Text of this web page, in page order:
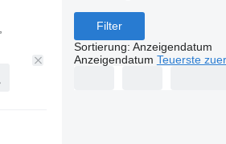
Filter
Sortierung: Anzeigendatum
Anzeigendatum Teuerste